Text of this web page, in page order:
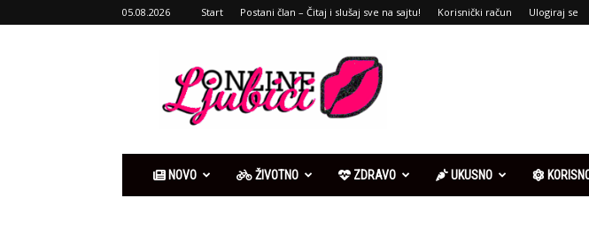
05.08.2026 Start Postani član – Čitaj i slušaj sve na sajtu! Korisnički račun Ulogiraj se
online
NOVO ŽIVOTNO ZDRAVO UKUSNO